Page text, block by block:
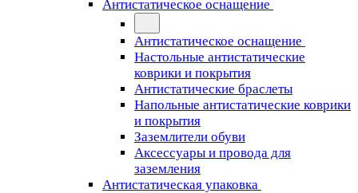
Антистатическое оснащение
Антистатическое оснащение
Настольные антистатические
коврики и покрытия
Антистатические браслеты
Напольные антистатические коврики
и покрытия
Заземлители обуви
Аксессуары и провода для
заземления
Антистатическая упаковка